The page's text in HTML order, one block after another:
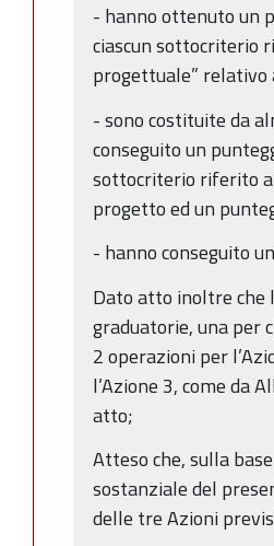
- hanno ottenuto un
ciascun sottocriterio
progettuale” relativo
- sono costituite da
conseguito un
sottocriterio riferito
progetto ed un
- hanno conseguito
Dato atto inoltre che
graduatorie, una per
2 operazioni per
l’Azione 3, come da
atto;
Atteso che, sulla
sostanziale del
delle tre Azioni